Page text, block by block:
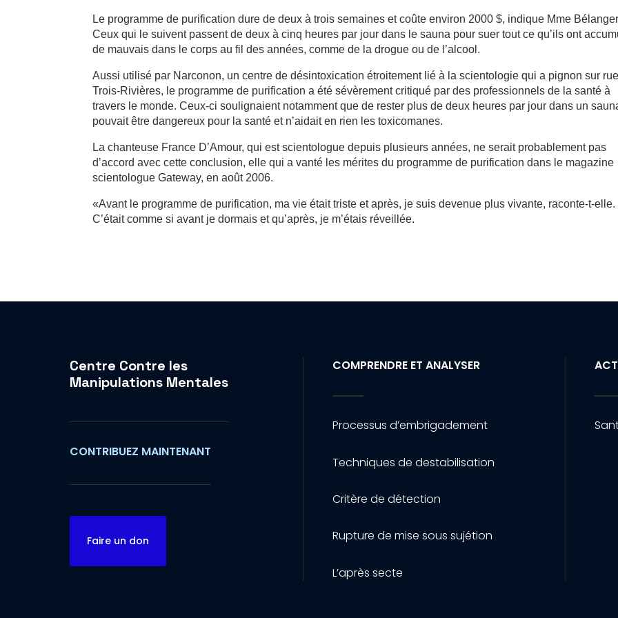
Le programme de purification dure de deux à trois semaines et coûte environ 2000 $, indique Mme
Ceux qui le suivent passent de deux à cinq heures par jour dans le sauna pour suer tout ce qu’ils ont
de mauvais dans le corps au fil des années, comme de la drogue ou de l’alcool.
Aussi utilisé par Narconon, un centre de désintoxication étroitement lié à la scientologie qui a pignon sur
Trois-Rivières, le programme de purification a été sévèrement critiqué par des professionnels de la santé à
travers le monde. Ceux-ci soulignaient notamment que de rester plus de deux heures par jour dans un
pouvait être dangereux pour la santé et n’aidait en rien les toxicomanes.
La chanteuse France D’Amour, qui est scientologue depuis plusieurs années, ne serait probablement pas
d’accord avec cette conclusion, elle qui a vanté les mérites du programme de purification dans le magazine
scientologue Gateway, en août 2006.
«Avant le programme de purification, ma vie était triste et après, je suis devenue plus vivante, raconte-t-elle.
C’était comme si avant je dormais et qu’après, je m’étais réveillée.
Centre Contre les
Manipulations Mentales
CONTRIBUEZ MAINTENANT
Faire un don
COMPRENDRE ET ANALYSER
Processus d’embrigadement
Techniques de destabilisation
Critère de détection
Rupture de mise sous sujétion
L’après secte